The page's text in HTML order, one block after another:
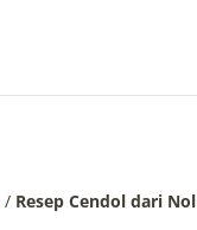
/ Resep Cendol dari Nol